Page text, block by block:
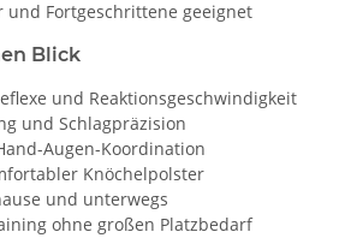
und Fortgeschrittene geeignet
Blick
und Reaktionsgeschwindigkeit
und Schlagpräzision
Augen-Koordination
Knöchelpolster
und unterwegs
ohne großen Platzbedarf